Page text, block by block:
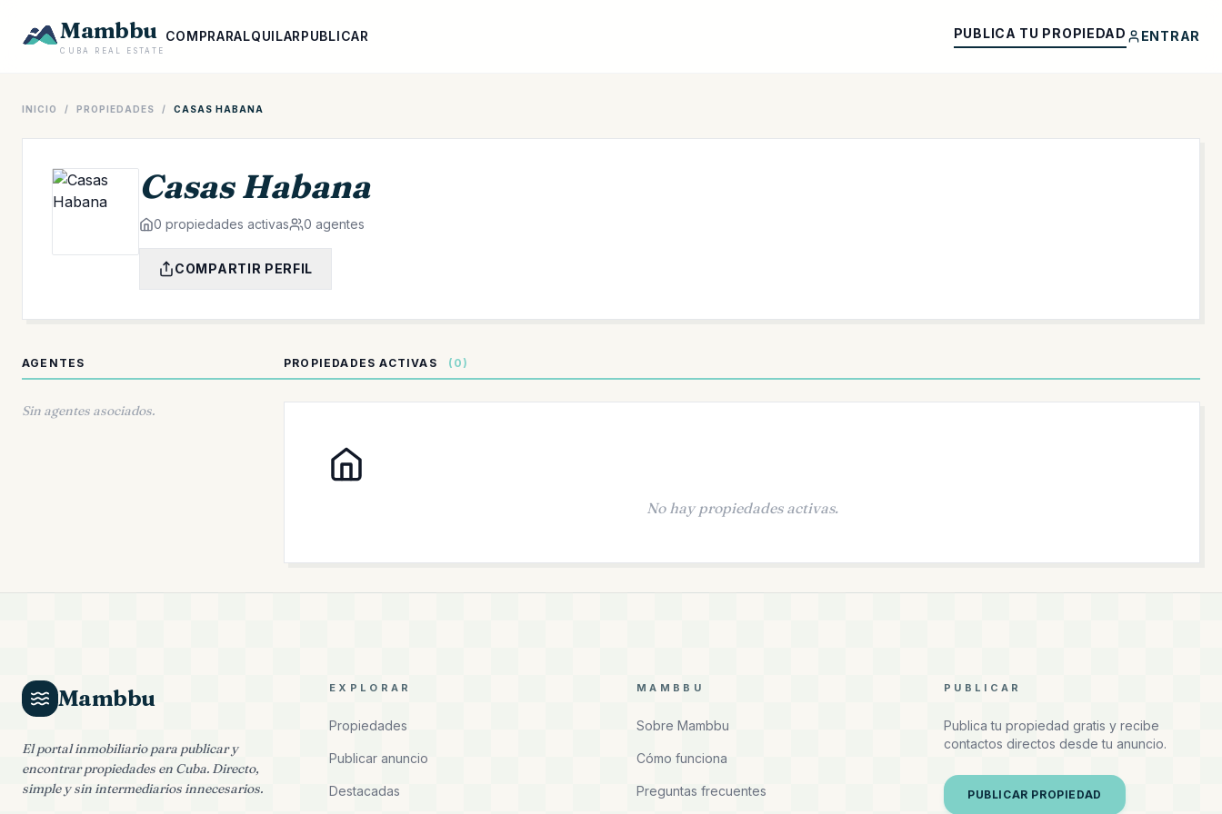
Mambbu
CUBA REAL ESTATE
COMPRARALQUILARPUBLICAR PUBLICA TU PROPIEDAD ENTRAR
INICIO / PROPIEDADES / CASAS HABANA
Casas Habana
0 propiedades activas 0 agentes
COMPARTIR PERFIL
AGENTES
Sin agentes asociados.
PROPIEDADES ACTIVAS (0)
No hay propiedades activas.
Mambbu
El portal inmobiliario para publicar y
encontrar propiedades en Cuba. Directo,
simple y sin intermediarios innecesarios.
EXPLORAR
Propiedades
Publicar anuncio
Destacadas
MAMBBU
Sobre Mambbu
Cómo funciona
Preguntas frecuentes
PUBLICAR
Publica tu propiedad gratis y recibe
contactos directos desde tu anuncio.
PUBLICAR PROPIEDAD